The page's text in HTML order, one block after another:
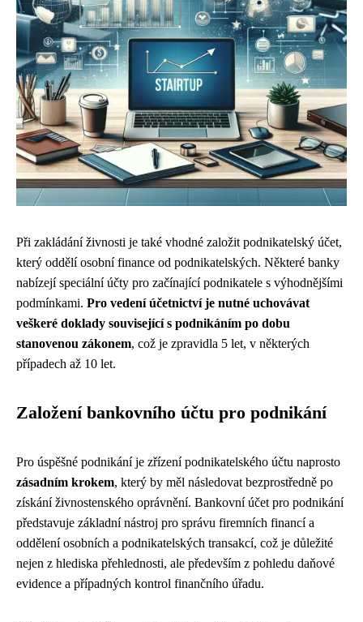
Při zakládání živnosti je také vhodné založit podnikatelský účet,
který oddělí osobní finance od podnikatelských. Některé banky
nabízejí speciální účty pro začínající podnikatele s výhodnějšími
podmínkami. Pro vedení účetnictví je nutné uchovávat
veškeré doklady související s podnikáním po dobu
stanovenou zákonem, což je zpravidla 5 let, v některých
případech až 10 let.
Založení bankovního účtu pro podnikání
Pro úspěšné podnikání je zřízení podnikatelského účtu naprosto
zásadním krokem, který by měl následovat bezprostředně po
získání živnostenského oprávnění. Bankovní účet pro podnikání
představuje základní nástroj pro správu firemních financí a
oddělení osobních a podnikatelských transakcí, což je důležité
nejen z hlediska přehlednosti, ale především z pohledu daňové
evidence a případných kontrol finančního úřadu.